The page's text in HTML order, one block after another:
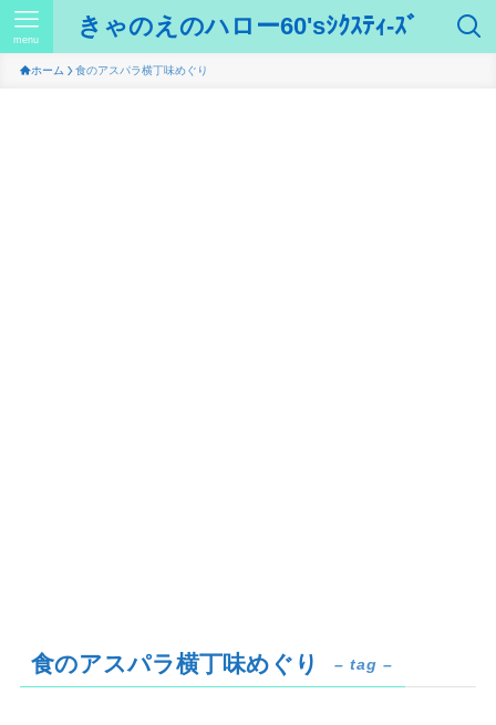
きゃのえのハロー60'sｼｸｽﾃｨ-ｽﾞ
menu
ホーム 食のアスパラ横丁味めぐり
食のアスパラ横丁味めぐり – tag –